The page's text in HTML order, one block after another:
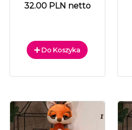
32.00 PLN netto
Do Koszyka